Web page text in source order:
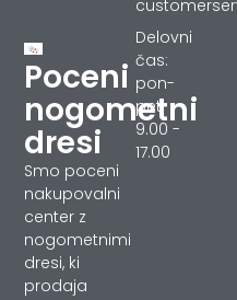
Poceni
nogometni
dresi
Smo poceni
nakupovalni
center z
nogometnimi
dresi, ki
prodaja
Delovni
čas:
pon-
pet
9.00 -
17.00